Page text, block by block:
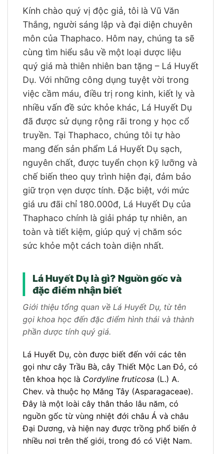
Kính chào quý vị độc giả, tôi là Vũ Văn
Thắng, người sáng lập và đại diện chuyên
môn của Thaphaco. Hôm nay, chúng ta sẽ
cùng tìm hiểu sâu về một loại dược liệu
quý giá mà thiên nhiên ban tặng – Lá Huyết
Dụ. Với những công dụng tuyệt vời trong
việc cầm máu, điều trị rong kinh, kiết lỵ và
nhiều vấn đề sức khỏe khác, Lá Huyết Dụ
đã được sử dụng rộng rãi trong y học cổ
truyền. Tại Thaphaco, chúng tôi tự hào
mang đến sản phẩm Lá Huyết Dụ sạch,
nguyên chất, được tuyển chọn kỹ lưỡng và
chế biến theo quy trình hiện đại, đảm bảo
giữ trọn vẹn dược tính. Đặc biệt, với mức
giá ưu đãi chỉ 180.000đ, Lá Huyết Dụ của
Thaphaco chính là giải pháp tự nhiên, an
toàn và tiết kiệm, giúp quý vị chăm sóc
sức khỏe một cách toàn diện nhất.
Lá Huyết Dụ là gì? Nguồn gốc và
đặc điểm nhận biết
Giới thiệu tổng quan về Lá Huyết Dụ, từ tên
gọi khoa học đến đặc điểm hình thái và thành
phần dược tính quý giá.
Lá Huyết Dụ, còn được biết đến với các tên
gọi như cây Trầu Bà, cây Thiết Mộc Lan Đỏ, có
tên khoa học là Cordyline fruticosa (L.) A.
Chev. và thuộc họ Măng Tây (Asparagaceae).
Đây là một loài cây thân thảo lâu năm, có
nguồn gốc từ vùng nhiệt đới châu Á và châu
Đại Dương, và hiện nay được trồng phổ biến ở
nhiều nơi trên thế giới, trong đó có Việt Nam.